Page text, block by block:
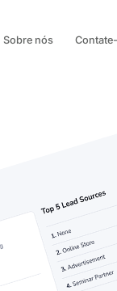
Sobre nós